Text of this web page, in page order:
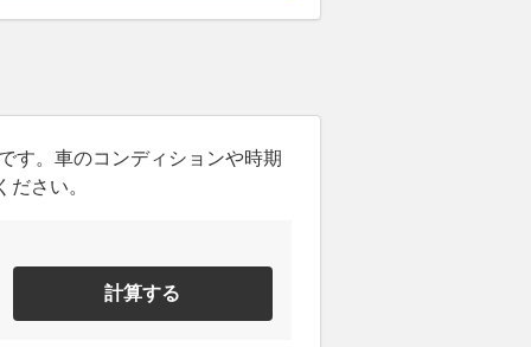
す。車のコンディションや時期
さい。
計算する